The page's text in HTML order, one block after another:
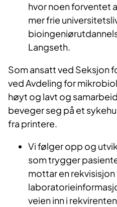
hvor noen forventet
mer frie
Langseth.
Som ansatt ved Seksjon
ved Avdeling for
høyt og lavt og
beveger seg på et
fra printere.
Vi følger opp og
som trygger
mottar en rekvisisjon
veien inn i